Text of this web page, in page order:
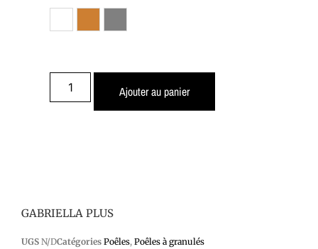
Ajouter au panier
GABRIELLA PLUS
UGS N/DCatégories Poêles, Poêles à granulés